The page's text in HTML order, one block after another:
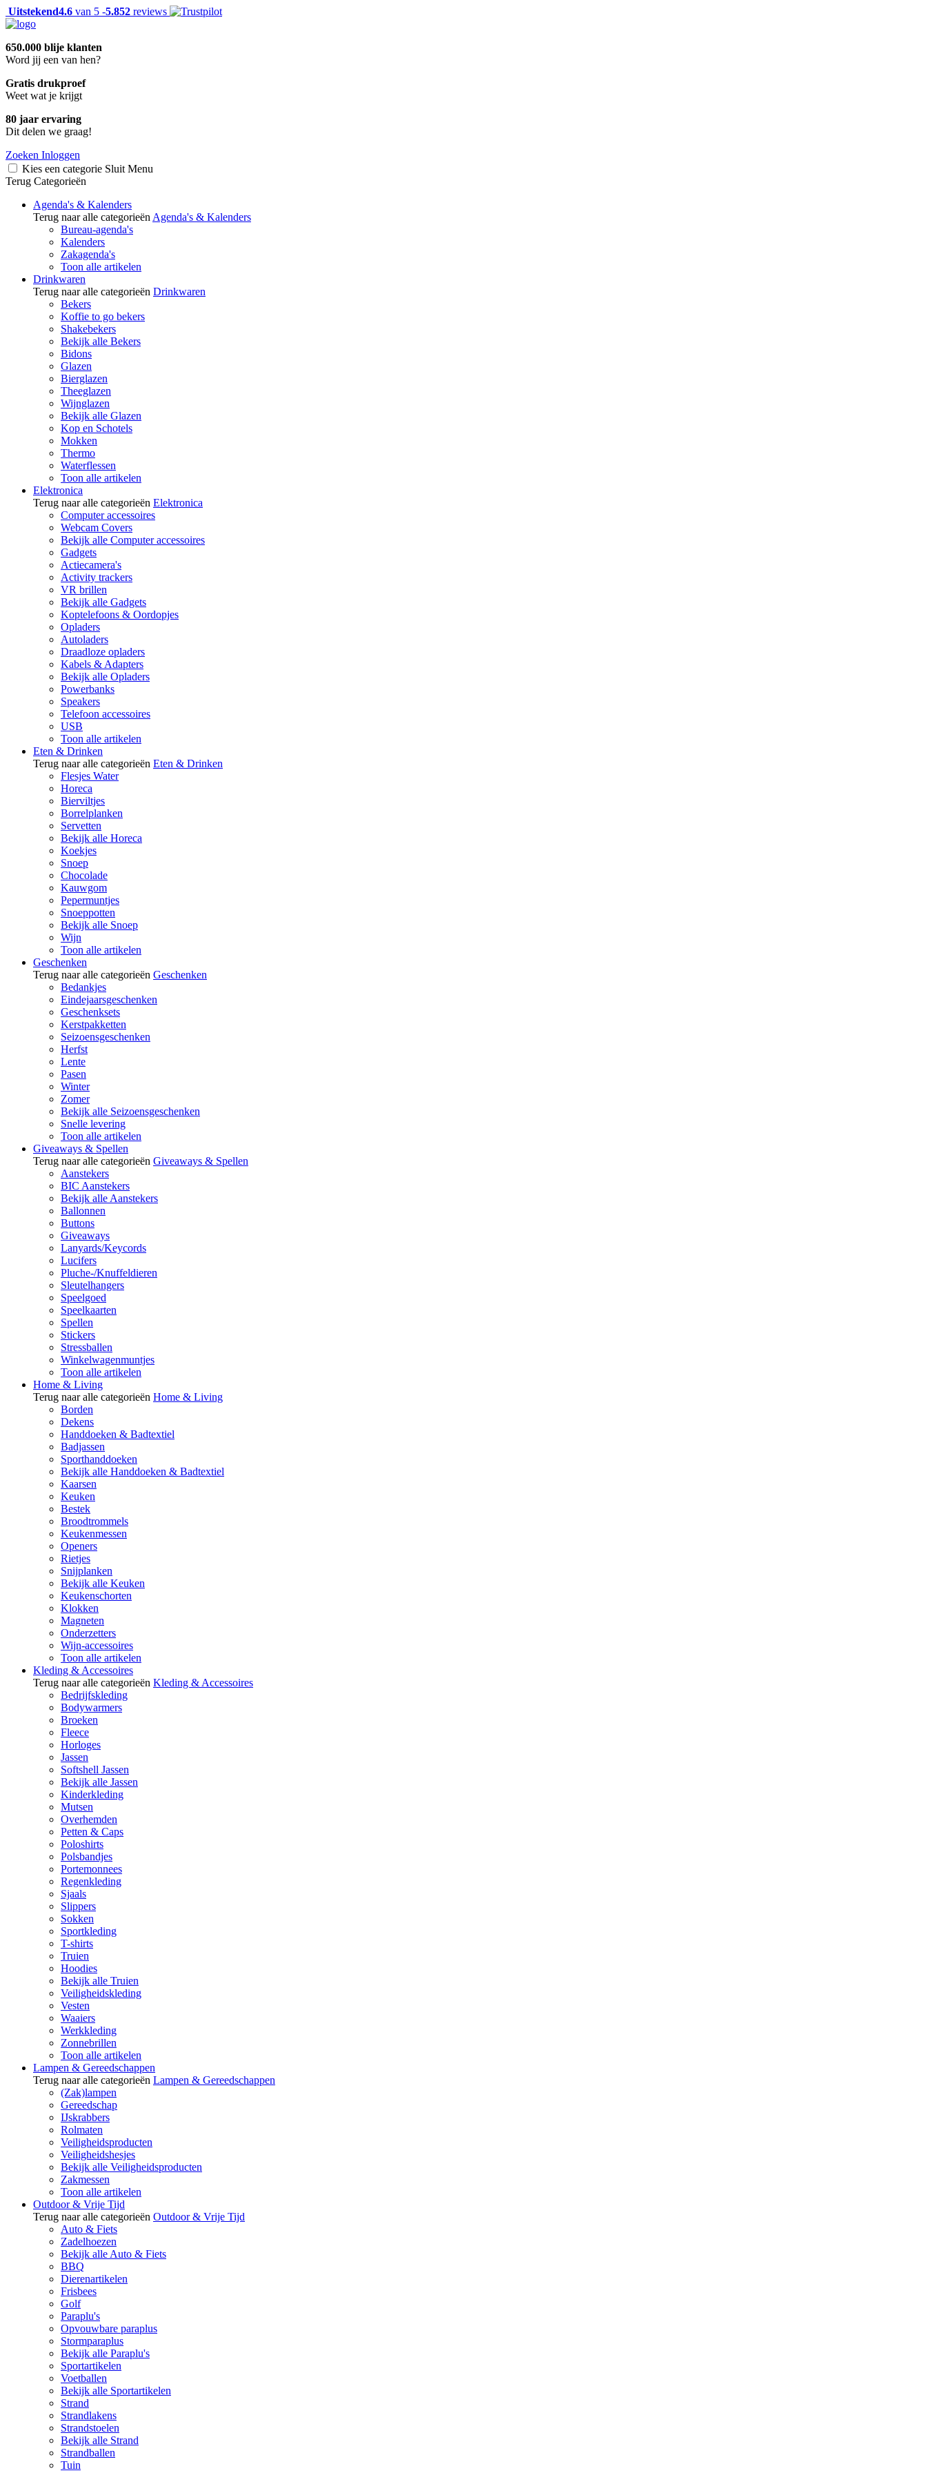
Uitstekend4.6 van 5 -5.852 reviews
650.000 blije klanten
Word jij een van hen?
Gratis drukproef
Weet wat je krijgt
80 jaar ervaring
Dit delen we graag!
Zoeken Inloggen
Kies een categorie Sluit Menu
Terug Categorieën
Agenda's & Kalenders
Terug naar alle categorieën Agenda's & Kalenders
Bureau-agenda's
Kalenders
Zakagenda's
Toon alle artikelen
Drinkwaren
Terug naar alle categorieën Drinkwaren
Bekers
Koffie to go bekers
Shakebekers
Bekijk alle Bekers
Bidons
Glazen
Bierglazen
Theeglazen
Wijnglazen
Bekijk alle Glazen
Kop en Schotels
Mokken
Thermo
Waterflessen
Toon alle artikelen
Elektronica
Terug naar alle categorieën Elektronica
Computer accessoires
Webcam Covers
Bekijk alle Computer accessoires
Gadgets
Actiecamera's
Activity trackers
VR brillen
Bekijk alle Gadgets
Koptelefoons & Oordopjes
Opladers
Autoladers
Draadloze opladers
Kabels & Adapters
Bekijk alle Opladers
Powerbanks
Speakers
Telefoon accessoires
USB
Toon alle artikelen
Eten & Drinken
Terug naar alle categorieën Eten & Drinken
Flesjes Water
Horeca
Bierviltjes
Borrelplanken
Servetten
Bekijk alle Horeca
Koekjes
Snoep
Chocolade
Kauwgom
Pepermuntjes
Snoeppotten
Bekijk alle Snoep
Wijn
Toon alle artikelen
Geschenken
Terug naar alle categorieën Geschenken
Bedankjes
Eindejaarsgeschenken
Geschenksets
Kerstpakketten
Seizoensgeschenken
Herfst
Lente
Pasen
Winter
Zomer
Bekijk alle Seizoensgeschenken
Snelle levering
Toon alle artikelen
Giveaways & Spellen
Terug naar alle categorieën Giveaways & Spellen
Aanstekers
BIC Aanstekers
Bekijk alle Aanstekers
Ballonnen
Buttons
Giveaways
Lanyards/Keycords
Lucifers
Pluche-/Knuffeldieren
Sleutelhangers
Speelgoed
Speelkaarten
Spellen
Stickers
Stressballen
Winkelwagenmuntjes
Toon alle artikelen
Home & Living
Terug naar alle categorieën Home & Living
Borden
Dekens
Handdoeken & Badtextiel
Badjassen
Sporthanddoeken
Bekijk alle Handdoeken & Badtextiel
Kaarsen
Keuken
Bestek
Broodtrommels
Keukenmessen
Openers
Rietjes
Snijplanken
Bekijk alle Keuken
Keukenschorten
Klokken
Magneten
Onderzetters
Wijn-accessoires
Toon alle artikelen
Kleding & Accessoires
Terug naar alle categorieën Kleding & Accessoires
Bedrijfskleding
Bodywarmers
Broeken
Fleece
Horloges
Jassen
Softshell Jassen
Bekijk alle Jassen
Kinderkleding
Mutsen
Overhemden
Petten & Caps
Poloshirts
Polsbandjes
Portemonnees
Regenkleding
Sjaals
Slippers
Sokken
Sportkleding
T-shirts
Truien
Hoodies
Bekijk alle Truien
Veiligheidskleding
Vesten
Waaiers
Werkkleding
Zonnebrillen
Toon alle artikelen
Lampen & Gereedschappen
Terug naar alle categorieën Lampen & Gereedschappen
(Zak)lampen
Gereedschap
IJskrabbers
Rolmaten
Veiligheidsproducten
Veiligheidshesjes
Bekijk alle Veiligheidsproducten
Zakmessen
Toon alle artikelen
Outdoor & Vrije Tijd
Terug naar alle categorieën Outdoor & Vrije Tijd
Auto & Fiets
Zadelhoezen
Bekijk alle Auto & Fiets
BBQ
Dierenartikelen
Frisbees
Golf
Paraplu's
Opvouwbare paraplus
Stormparaplus
Bekijk alle Paraplu's
Sportartikelen
Voetballen
Bekijk alle Sportartikelen
Strand
Strandlakens
Strandstoelen
Bekijk alle Strand
Strandballen
Tuin